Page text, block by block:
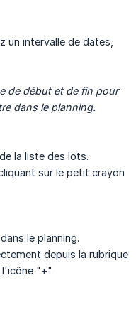
un intervalle de dates,
de début et de fin pour
dans le planning.
la liste des lots.
sur le petit crayon
le planning.
depuis la rubrique
l'icône "+"